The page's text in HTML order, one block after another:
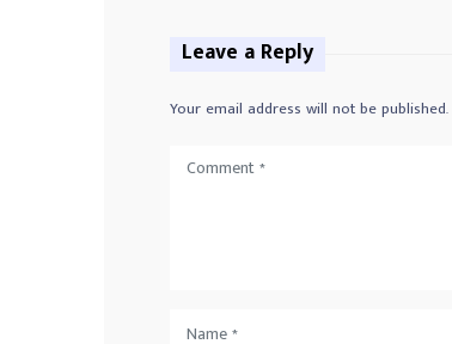
Leave a Reply
Your email address will not be published.